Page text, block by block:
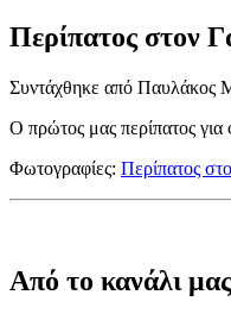
Περίπατος στον
Συντάχθηκε από Παυλάκος
Ο πρώτος μας περίπατος
Φωτογραφίες: Περίπατος
Από το κανάλι